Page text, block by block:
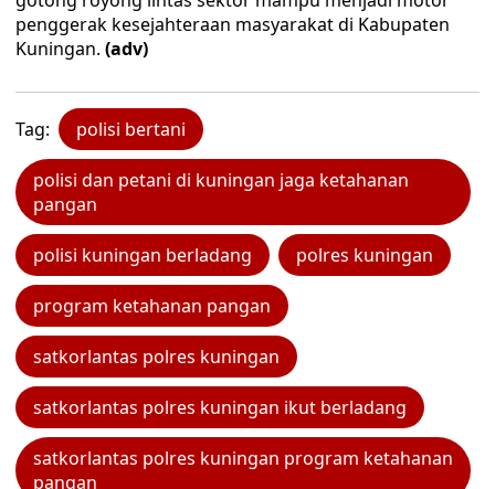
penggerak kesejahteraan masyarakat di Kabupaten
Kuningan. (adv)
Tag: polisi bertani
polisi dan petani di kuningan jaga ketahanan
pangan
polisi kuningan berladang polres kuningan
program ketahanan pangan
satkorlantas polres kuningan
satkorlantas polres kuningan ikut berladang
satkorlantas polres kuningan program ketahanan
pangan